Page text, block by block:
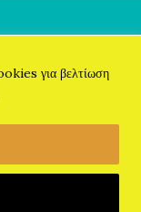
για βελτίωση